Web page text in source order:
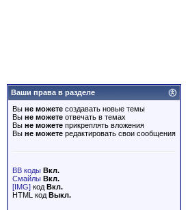
Ваши права в разделе
Вы не можете создавать новые темы
Вы не можете отвечать в темах
Вы не можете прикреплять вложения
Вы не можете редактировать свои сообщения
BB коды Вкл.
Смайлы Вкл.
[IMG] код Вкл.
HTML код Выкл.